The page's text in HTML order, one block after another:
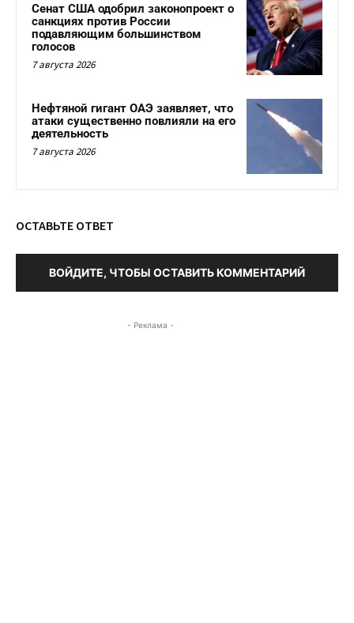
Сенат США одобрил законопроект о
санкциях против России
подавляющим большинством
голосов
7 августа 2026
Нефтяной гигант ОАЭ заявляет, что
атаки существенно повлияли на его
деятельность
7 августа 2026
ОСТАВЬТЕ ОТВЕТ
ВОЙДИТЕ, ЧТОБЫ ОСТАВИТЬ КОММЕНТАРИЙ
- Реклама -